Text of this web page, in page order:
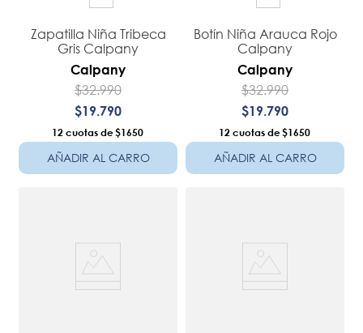
Zapatilla Niña Tribeca
Gris Calpany
Calpany
$32.990
$19 790
12 $1650
AÑADIR AL CARRO
Botín Niña Arauca Rojo
Calpany
Calpany
$32.990
$19 790
12 $1650
AÑADIR AL CARRO